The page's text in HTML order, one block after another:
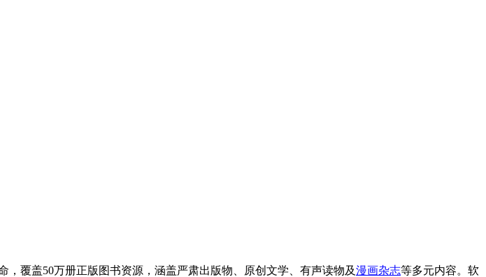
，覆盖50万册正版图书资源，涵盖严肃出版物、原创文学、有声读物及漫画杂志等多元内容。软